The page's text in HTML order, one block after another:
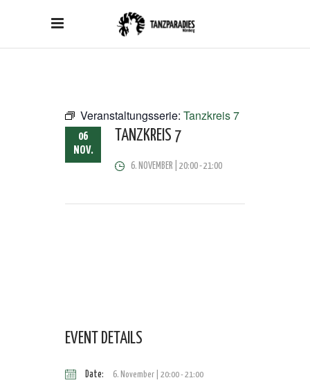
Veranstaltungsserie: Tanzkreis 7
06
NOV.
TANZKREIS 7
6. NOVEMBER | 20:00-21:00
EVENT DETAILS
Date: 6. November | 20:00-21:00